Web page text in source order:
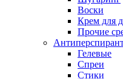
Воски
Крем для
Прочие
Гелевые
Спреи
Стики